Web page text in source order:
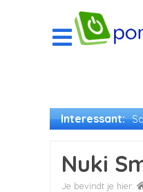
Interessant:
Nuki